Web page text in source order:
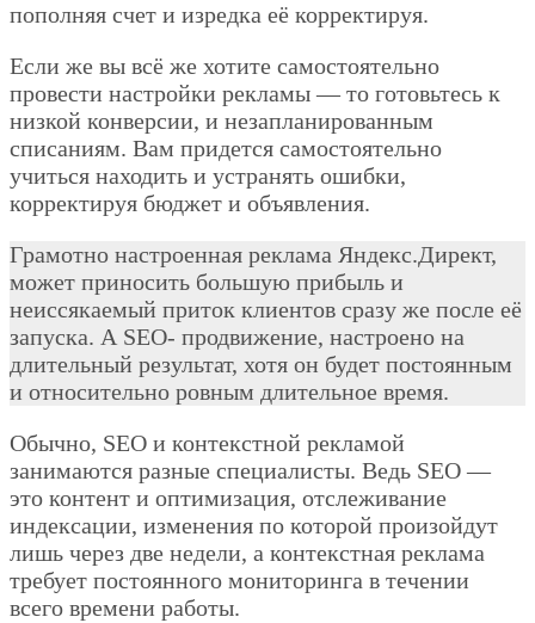
пополняя счет и изредка её корректируя.
Если же вы всё же хотите самостоятельно
провести настройки рекламы — то готовьтесь к
низкой конверсии, и незапланированным
списаниям. Вам придется самостоятельно
учиться находить и устранять ошибки,
корректируя бюджет и объявления.
Грамотно настроенная реклама Яндекс.Директ,
может приносить большую прибыль и
неиссякаемый приток клиентов сразу же после её
запуска. А SEO- продвижение, настроено на
длительный результат, хотя он будет постоянным
и относительно ровным длительное время.
Обычно, SEO и контекстной рекламой
занимаются разные специалисты. Ведь SEO —
это контент и оптимизация, отслеживание
индексации, изменения по которой произойдут
лишь через две недели, а контекстная реклама
требует постоянного мониторинга в течении
всего времени работы.